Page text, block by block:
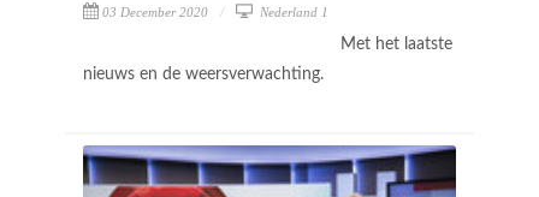
03 December 2020 Nederland 1
Met het laatste
nieuws en de weersverwachting.